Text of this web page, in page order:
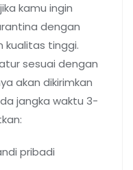
kamu ingin
dengan
kualitas tinggi.
sesuai dengan
akan dikirimkan
jangka waktu 3-
pribadi